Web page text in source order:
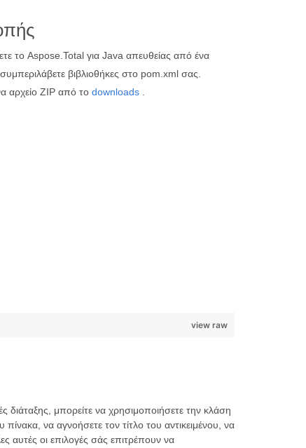
το Aspose.Total για Java απευθείας από ένα
συμπεριλάβετε βιβλιοθήκες στο pom.xml σας.
αρχείο ZIP από το downloads
view raw
διάταξης, μπορείτε να χρησιμοποιήσετε την κλάση
να αγνοήσετε τον τίτλο του αντικειμένου, να
αυτές οι επιλογές σάς επιτρέπουν να